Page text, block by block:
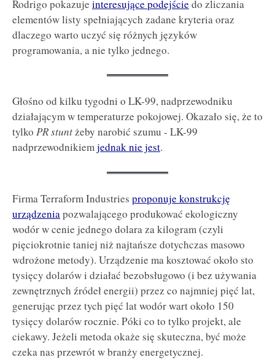
Rodrigo pokazuje interesujące podejście do zliczania
elementów listy spełniających zadane kryteria oraz
dlaczego warto uczyć się różnych języków
programowania, a nie tylko jednego.
Głośno od kilku tygodni o LK-99, nadprzewodniku
działającym w temperaturze pokojowej. Okazało się, że to
tylko PR stuntżeby narobić szumu - LK-99
nadprzewodnikiemjednak nie jest.
Firma Terraform Industries proponuje konstrukcję
urządzeniapozwalającego produkować ekologiczny
wodór w cenie jednego dolara za kilogram (czyli
pięciokrotnie taniej niż najtańsze dotychczas masowo
wdrożone metody). Urządzenie ma kosztować około sto
tysięcy dolarów i działać bezobsługowo (i bez używania
zewnętrznych źródeł energii) przez co najmniej pięć lat,
generując przez tych pięć lat wodór wart około 150
tysięcy dolarów rocznie. Póki co to tylko projekt, ale
ciekawy. Jeżeli metoda okaże się skuteczna, być może
czeka nas przewrót w branży energetycznej.